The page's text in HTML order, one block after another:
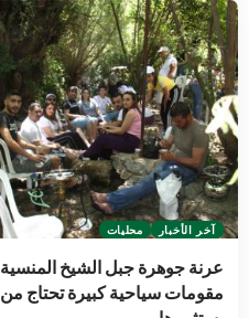
آخر الأخبار محليات
عرنة جوهرة جبل الشيخ المنسية
مقومات سياحية كبيرة تحتاج من